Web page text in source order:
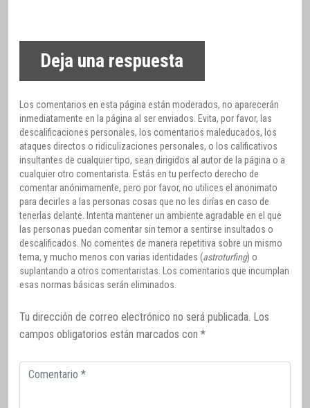
Deja una respuesta
Los comentarios en esta página están moderados, no aparecerán
inmediatamente en la página al ser enviados. Evita, por favor, las
descalificaciones personales, los comentarios maleducados, los
ataques directos o ridiculizaciones personales, o los calificativos
insultantes de cualquier tipo, sean dirigidos al autor de la página o a
cualquier otro comentarista. Estás en tu perfecto derecho de
comentar anónimamente, pero por favor, no utilices el anonimato
para decirles a las personas cosas que no les dirías en caso de
tenerlas delante. Intenta mantener un ambiente agradable en el que
las personas puedan comentar sin temor a sentirse insultados o
descalificados. No comentes de manera repetitiva sobre un mismo
tema, y mucho menos con varias identidades (astroturfing) o
suplantando a otros comentaristas. Los comentarios que incumplan
esas normas básicas serán eliminados.
Tu dirección de correo electrónico no será publicada. Los
campos obligatorios están marcados con *
Comentario